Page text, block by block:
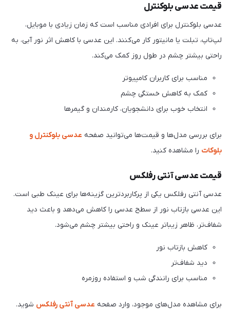
قیمت عدسی بلوکنترل
عدسی بلوکنترل برای افرادی مناسب است که زمان زیادی با موبایل،
لپ‌تاپ، تبلت یا مانیتور کار می‌کنند. این عدسی با کاهش اثر نور آبی، به
راحتی بیشتر چشم در طول روز کمک می‌کند.
مناسب برای کاربران کامپیوتر
کمک به کاهش خستگی چشم
انتخاب خوب برای دانشجویان، کارمندان و گیمرها
برای بررسی مدل‌ها و قیمت‌ها می‌توانید صفحه عدسی بلوکنترل و
بلوکات را مشاهده کنید.
قیمت عدسی آنتی رفلکس
عدسی آنتی رفلکس یکی از پرکاربردترین گزینه‌ها برای عینک طبی است.
این عدسی بازتاب نور از سطح عدسی را کاهش می‌دهد و باعث دید
شفاف‌تر، ظاهر زیباتر عینک و راحتی بیشتر چشم می‌شود.
کاهش بازتاب نور
دید شفاف‌تر
مناسب برای رانندگی شب و استفاده روزمره
برای مشاهده مدل‌های موجود، وارد صفحه عدسی آنتی رفلکس شوید.